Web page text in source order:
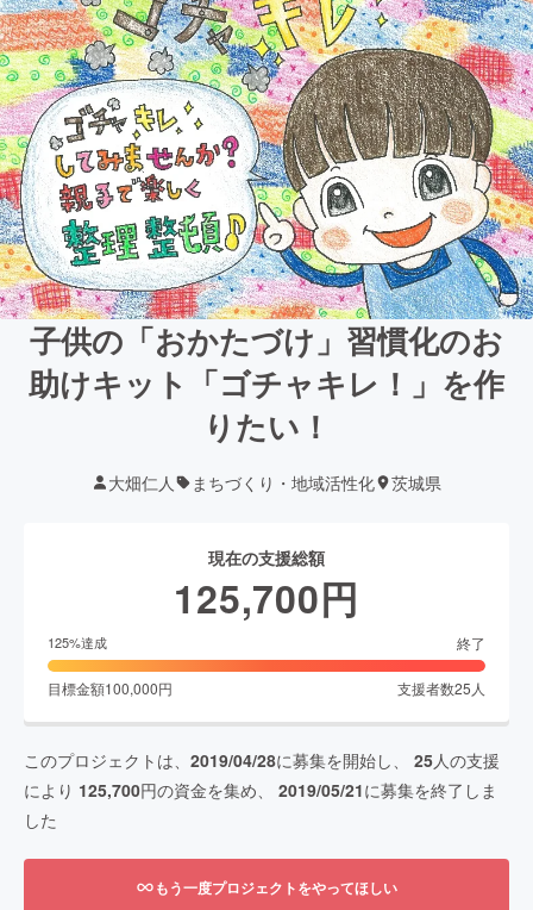
子供の「おかたづけ」習慣化のお
助けキット「ゴチャキレ！」を作
りたい！
大畑仁人 まちづくり・地域活性化 茨城県
現在の支援総額
125,700円
125%達成 終了
目標金額100,000円 支援者数25 人
このプロジェクトは、 2019/04/28に募集を開始し、 25人の支援
により 125,700円の資金を集め、 2019/05/21に募集を終了しま
した
もう一度プロジェクトをやってほしい